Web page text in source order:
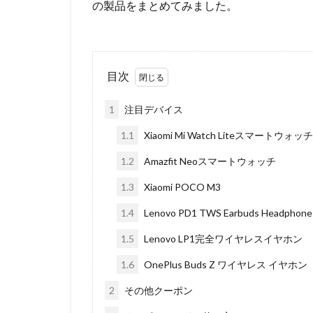
の製品をまとめてみました。
目次
1 注目デバイス
1.1 Xiaomi Mi Watch Liteスマートウォッ
1.2 Amazfit Neoスマートウォッチ
1.3 Xiaomi POCO M3
1.4 Lenovo PD1 TWS Earbuds Headphone
1.5 Lenovo LP1完全ワイヤレスイヤホン
1.6 OnePlus Buds Z ワイヤレス イヤホン
2 その他クーポン